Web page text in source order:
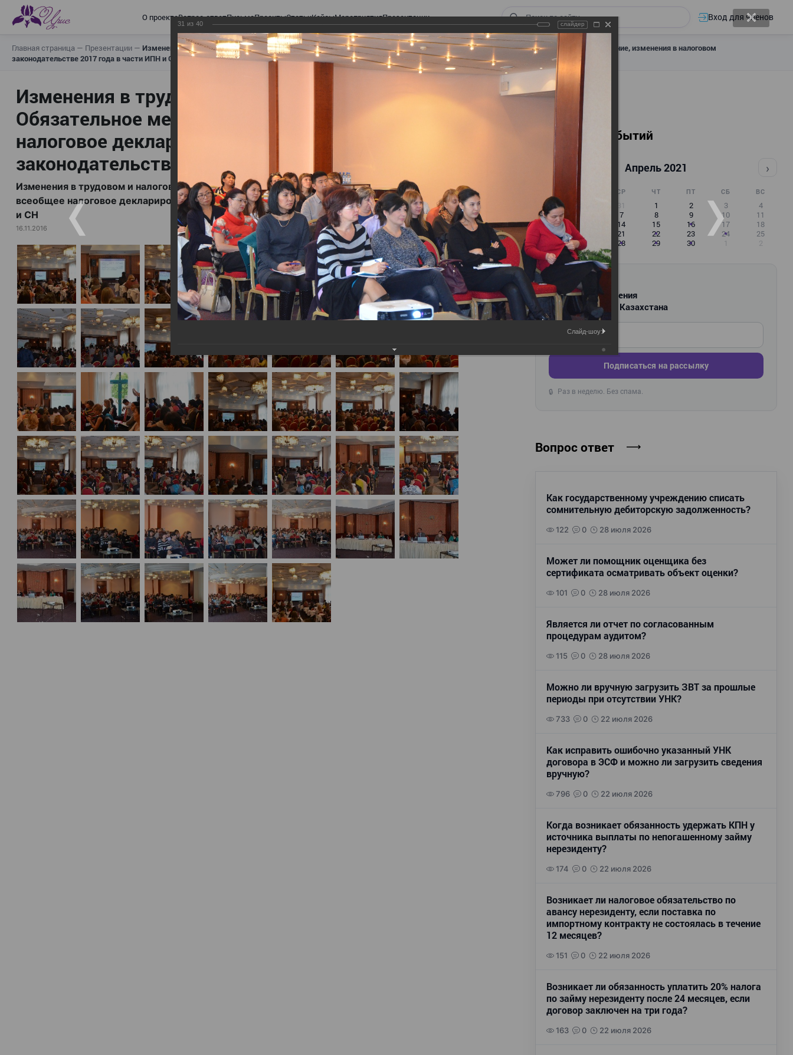
О проектеВопрос-ответПисьмаПроектыСтатьиКейсыМероприятияПрезентации Вход для членов
Главная страница — Презентации — Изменения в трудовом и налоговом законодательстве: Обязательное медицинское страхование, всеобщее налоговое декларирование, изменения в налоговом
законодательстве 2017 года в части ИПН и СН
Изменения в трудовом и налоговом законодательстве:
Обязательное медицинское страхование, всеобщее
налоговое декларирование, изменения в налоговом
законодательстве 2017 года в части ИПН и СН
Изменения в трудовом и налоговом законодательстве: Обязательное медицинское страхование,
всеобщее налоговое декларирование, изменения в налоговом законодательстве 2017 года в части ИПН
и СН
16.11.2016
Календарь событий
Апрель 2021 ›
СР ЧТ ПТ СБ ВС
31 1 2 3
4
5
7 8 9 10
11
12
14 15 16 17
18
19
20 21 22 23 24
25
26
27 28 29 30 1 2
РАССЫЛКА
Новости и изменения
для бухгалтеров Казахстана
Введите ваш e-mail
Подписаться на рассылку
🔒 Раз в неделю. Без спама.
Вопрос ответ
Как государственному учреждению списать
сомнительную дебиторскую задолженность?
122 0 28 июля 2026
Может ли помощник оценщика без
сертификата осматривать объект оценки?
101 0 28 июля 2026
Является ли отчет по согласованным
процедурам аудитом?
115 0 28 июля 2026
Можно ли вручную загрузить ЗВТ за прошлые
периоды при отсутствии УНК?
733 0 22 июля 2026
Как исправить ошибочно указанный УНК
договора в ЭСФ и можно ли загрузить сведения
вручную?
796 0 22 июля 2026
Когда возникает обязанность удержать КПН у
источника выплаты по непогашенному займу
нерезиденту?
174 0 22 июля 2026
Возникает ли налоговое обязательство по
авансу нерезиденту, если поставка по
импортному контракту не состоялась в течение
12 месяцев?
151 0 22 июля 2026
Возникает ли обязанность уплатить 20% налога
по займу нерезиденту после 24 месяцев, если
договор заключен на три года?
163 0 22 июля 2026
31 из 40 слайдер
Слайд-шоу: